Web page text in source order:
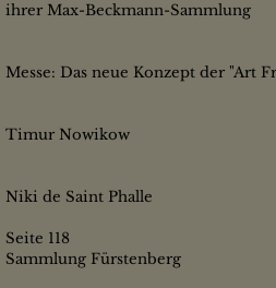
ihrer Max-Beckmann-Sammlung
Messe: Das neue Konzept der "Art
Timur Nowikow
Niki de Saint Phalle
Seite 118
Sammlung Fürstenberg